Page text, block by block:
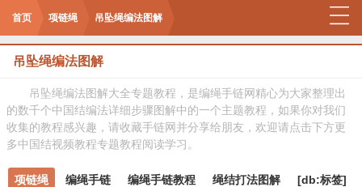
首页 项链绳 吊坠绳编法图解
吊坠绳编法图解
吊坠绳编法图解大全专题教程，是编绳手链网精心为大家整理出
的数千个中国结编法详细步骤图解中的一个主题教程，如果你对我们
收集的教程感兴趣，请收藏手链网并分享给朋友，欢迎请点击下方更
多中国结视频教程专题教程阅读学习。
项链绳 编绳手链 编绳手链教程 绳结打法图解 [db:标签]